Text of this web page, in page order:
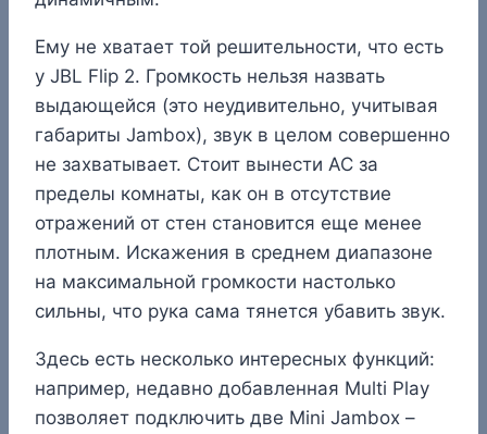
Ему не хватает той решительности, что есть
у JBL Flip 2. Громкость нельзя назвать
выдающейся (это неудивительно, учитывая
габариты Jambox), звук в целом совершенно
не захватывает. Стоит вынести АС за
пределы комнаты, как он в отсутствие
отражений от стен становится еще менее
плотным. Искажения в среднем диапазоне
на максимальной громкости настолько
сильны, что рука сама тянется убавить звук.
Здесь есть несколько интересных функций:
например, недавно добавленная Multi Play
позволяет подключить две Mini Jambox –